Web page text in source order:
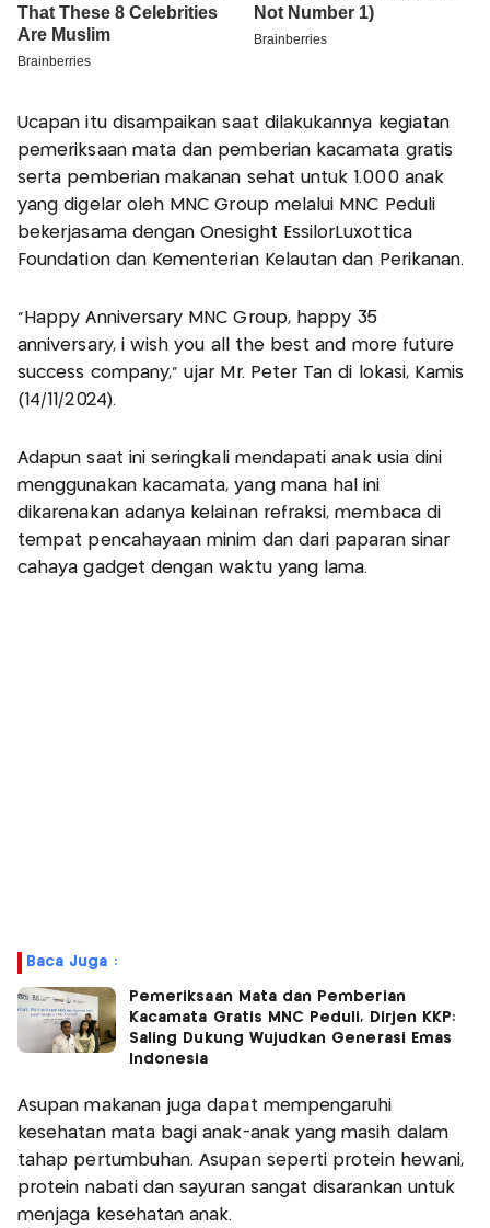
Ucapan itu disampaikan saat dilakukannya kegiatan
pemeriksaan mata dan pemberian kacamata gratis
serta pemberian makanan sehat untuk 1.000 anak
yang digelar oleh MNC Group melalui MNC Peduli
bekerjasama dengan Onesight EssilorLuxottica
Foundation dan Kementerian Kelautan dan Perikanan.
"Happy Anniversary MNC Group, happy 35
anniversary, i wish you all the best and more future
success company," ujar Mr. Peter Tan di lokasi, Kamis
(14/11/2024).
Adapun saat ini seringkali mendapati anak usia dini
menggunakan kacamata, yang mana hal ini
dikarenakan adanya kelainan refraksi, membaca di
tempat pencahayaan minim dan dari paparan sinar
cahaya gadget dengan waktu yang lama.
Baca Juga :
Pemeriksaan Mata dan Pemberian
Kacamata Gratis MNC Peduli, Dirjen KKP:
Saling Dukung Wujudkan Generasi Emas
Indonesia
Asupan makanan juga dapat mempengaruhi
kesehatan mata bagi anak-anak yang masih dalam
tahap pertumbuhan. Asupan seperti protein hewani,
protein nabati dan sayuran sangat disarankan untuk
menjaga kesehatan anak.